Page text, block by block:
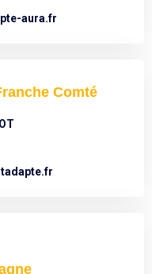
aura.fr
Comté